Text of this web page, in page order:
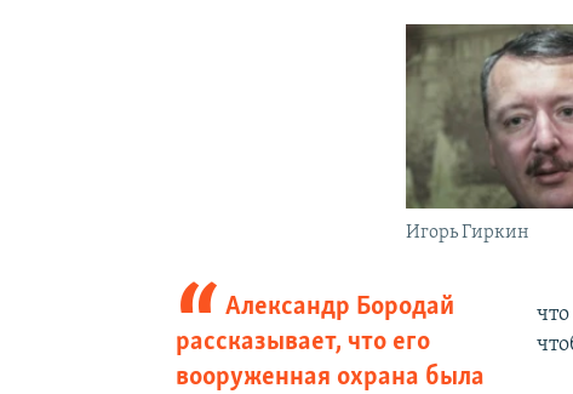
Игорь Гиркин
Александр Бородай
рассказывает, что его
вооруженная охрана была